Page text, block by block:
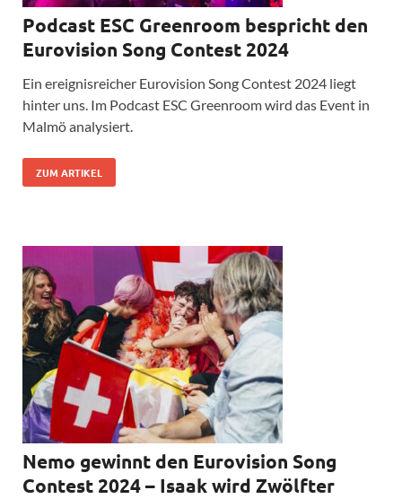
Podcast ESC Greenroom bespricht den
Eurovision Song Contest 2024
Ein ereignisreicher Eurovision Song Contest 2024 liegt
hinter uns. Im Podcast ESC Greenroom wird das Event in
Malmö analysiert.
ZUM ARTIKEL
Nemo gewinnt den Eurovision Song
Contest 2024 – Isaak wird Zwölfter